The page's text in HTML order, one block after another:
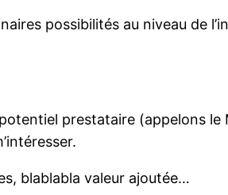
possibilités au niveau de
prestataire (appelons le
blablabla valeur ajoutée…